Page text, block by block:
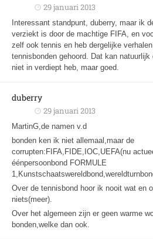
29 januari 2013
Interessant standpunt, duberry, maar ik
verziekt is door de machtige FIFA, en
zelf ook tennis en heb dergelijke
tennisbonden gehoord. Dat kan
niet in verdiept heb, maar goed.
duberry
29 januari 2013
MartinG,de namen v.d
bonden ken ik niet allemaal,maar de
corrupten:FIFA,FIDE,IOC,UEFA(nu
éénpersoonbond FORMULE
Over de tennisbond hoor ik nooit wat en
niets(meer).
Over het algemeen zijn er geen warme
bonden,welke dan ook.